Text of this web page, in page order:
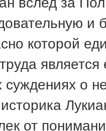
и
которой
о
от